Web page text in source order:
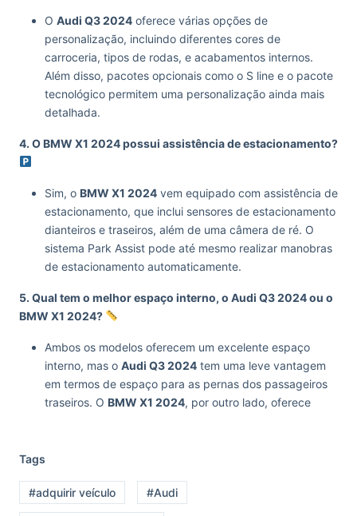
O Audi Q3 2024 oferece várias opções de
personalização, incluindo diferentes cores de
carroceria, tipos de rodas, e acabamentos internos.
Além disso, pacotes opcionais como o S line e o pacote
tecnológico permitem uma personalização ainda mais
detalhada.
4. O BMW X1 2024 possui assistência de estacionamento?
Sim, o BMW X1 2024 vem equipado com assistência de
estacionamento, que inclui sensores de estacionamento
dianteiros e traseiros, além de uma câmera de ré. O
sistema Park Assist pode até mesmo realizar manobras
de estacionamento automaticamente.
5. Qual tem o melhor espaço interno, o Audi Q3 2024 ou o
BMW X1 2024?
Ambos os modelos oferecem um excelente espaço
interno, mas o Audi Q3 2024 tem uma leve vantagem
em termos de espaço para as pernas dos passageiros
traseiros. O BMW X1 2024, por outro lado, oferece
Tags
#adquirir veículo #Audi